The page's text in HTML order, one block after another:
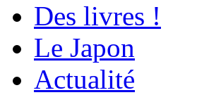
Des livres !
Le Japon
Actualité